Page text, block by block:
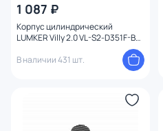
1 087 ₽
Корпус цилиндрический
LUMKER Villy 2.0 VL-S2-D351F-BL
В наличии 431 шт.
Форма
Форма плафона